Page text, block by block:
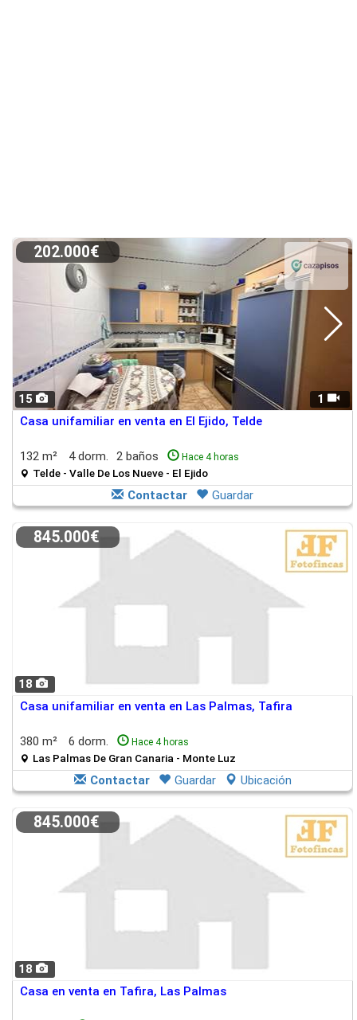
15 1
202.000€
Casa unifamiliar en venta en El Ejido, Telde
132 m² 4 dorm. 2 baños Hace 4 horas
Telde - Valle De Los Nueve - El Ejido
Contactar Guardar
18
845.000€
Casa unifamiliar en venta en Las Palmas, Tafira
380 m² 6 dorm. Hace 4 horas
Las Palmas De Gran Canaria - Monte Luz
Contactar Guardar Ubicación
18
845.000€
Casa en venta en Tafira, Las Palmas